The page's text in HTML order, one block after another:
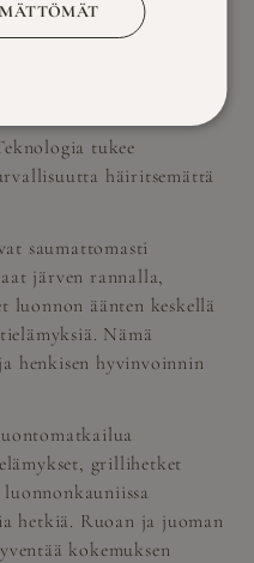
yhdistyvätwellness-
kokeminen,
muodostavat
tukee
häiritsemättä
saumattomasti
järven rannalla,
luonnon äänten keskellä
Nämä
henkisen hyvinvoinnin
grillihetket
hetkiä. Ruoan ja juoman
kokemuksen